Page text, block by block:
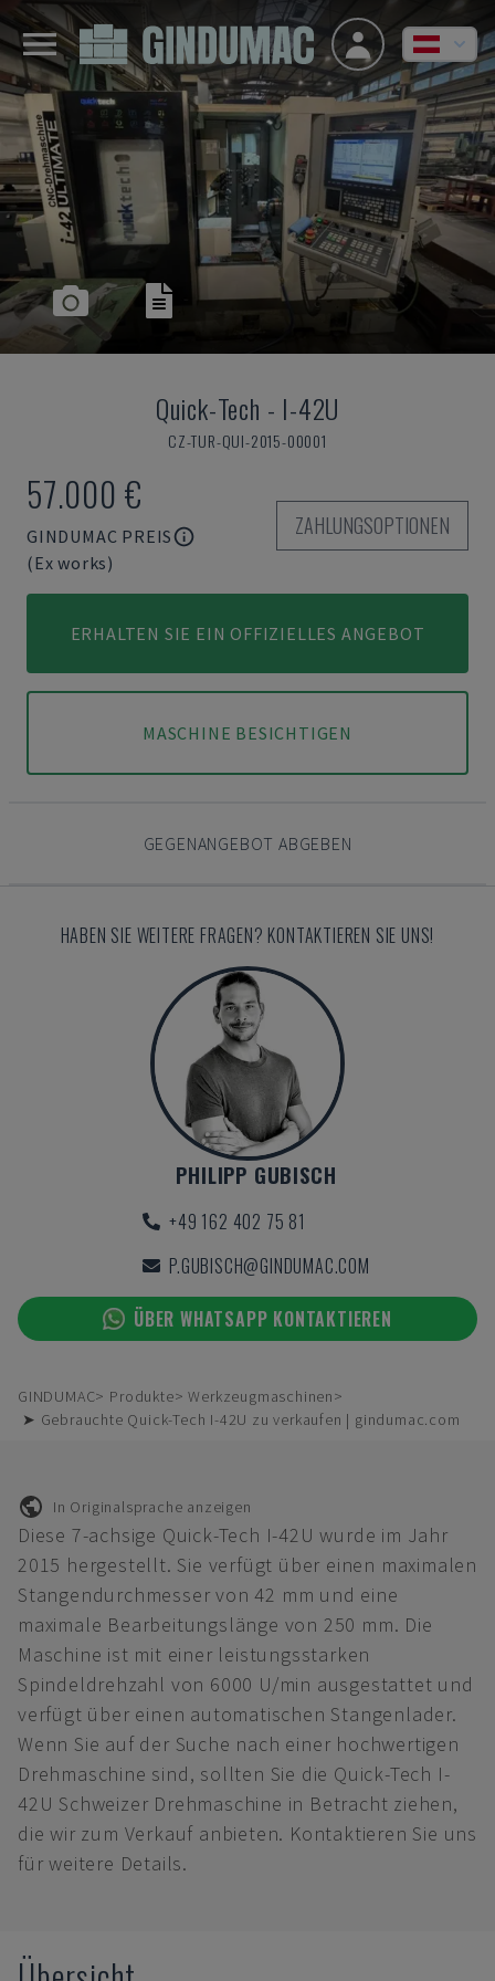
Quick-Tech - I-42U
CZ-TUR-QUI-2015-00001
57.000 €
GINDUMAC PREIS
(Ex works)
ZAHLUNGSOPTIONEN
ERHALTEN SIE EIN OFFIZIELLES ANGEBOT
MASCHINE BESICHTIGEN
GEGENANGEBOT ABGEBEN
HABEN SIE WEITERE FRAGEN? KONTAKTIEREN SIE UNS!
PHILIPP GUBISCH
+49 162 402 75 81
P.GUBISCH@GINDUMAC.COM
ÜBER WHATSAPP KONTAKTIEREN
GINDUMAC Produkte
Werkzeugmaschinen
➤ Gebrauchte Quick-Tech I-42U zu verkaufen | gindumac.com
In Originalsprache anzeigen
Diese 7-achsige Quick-Tech I-42U wurde im Jahr
2015 hergestellt. Sie verfügt über einen maximalen
Stangendurchmesser von 42 mm und eine
maximale Bearbeitungslänge von 250 mm. Die
Maschine ist mit einer leistungsstarken
Spindeldrehzahl von 6000 U/min ausgestattet und
verfügt über einen automatischen Stangenlader.
Wenn Sie auf der Suche nach einer hochwertigen
Drehmaschine sind, sollten Sie die Quick-Tech I-
42U Schweizer Drehmaschine in Betracht ziehen,
die wir zum Verkauf anbieten. Kontaktieren Sie uns
für weitere Details.